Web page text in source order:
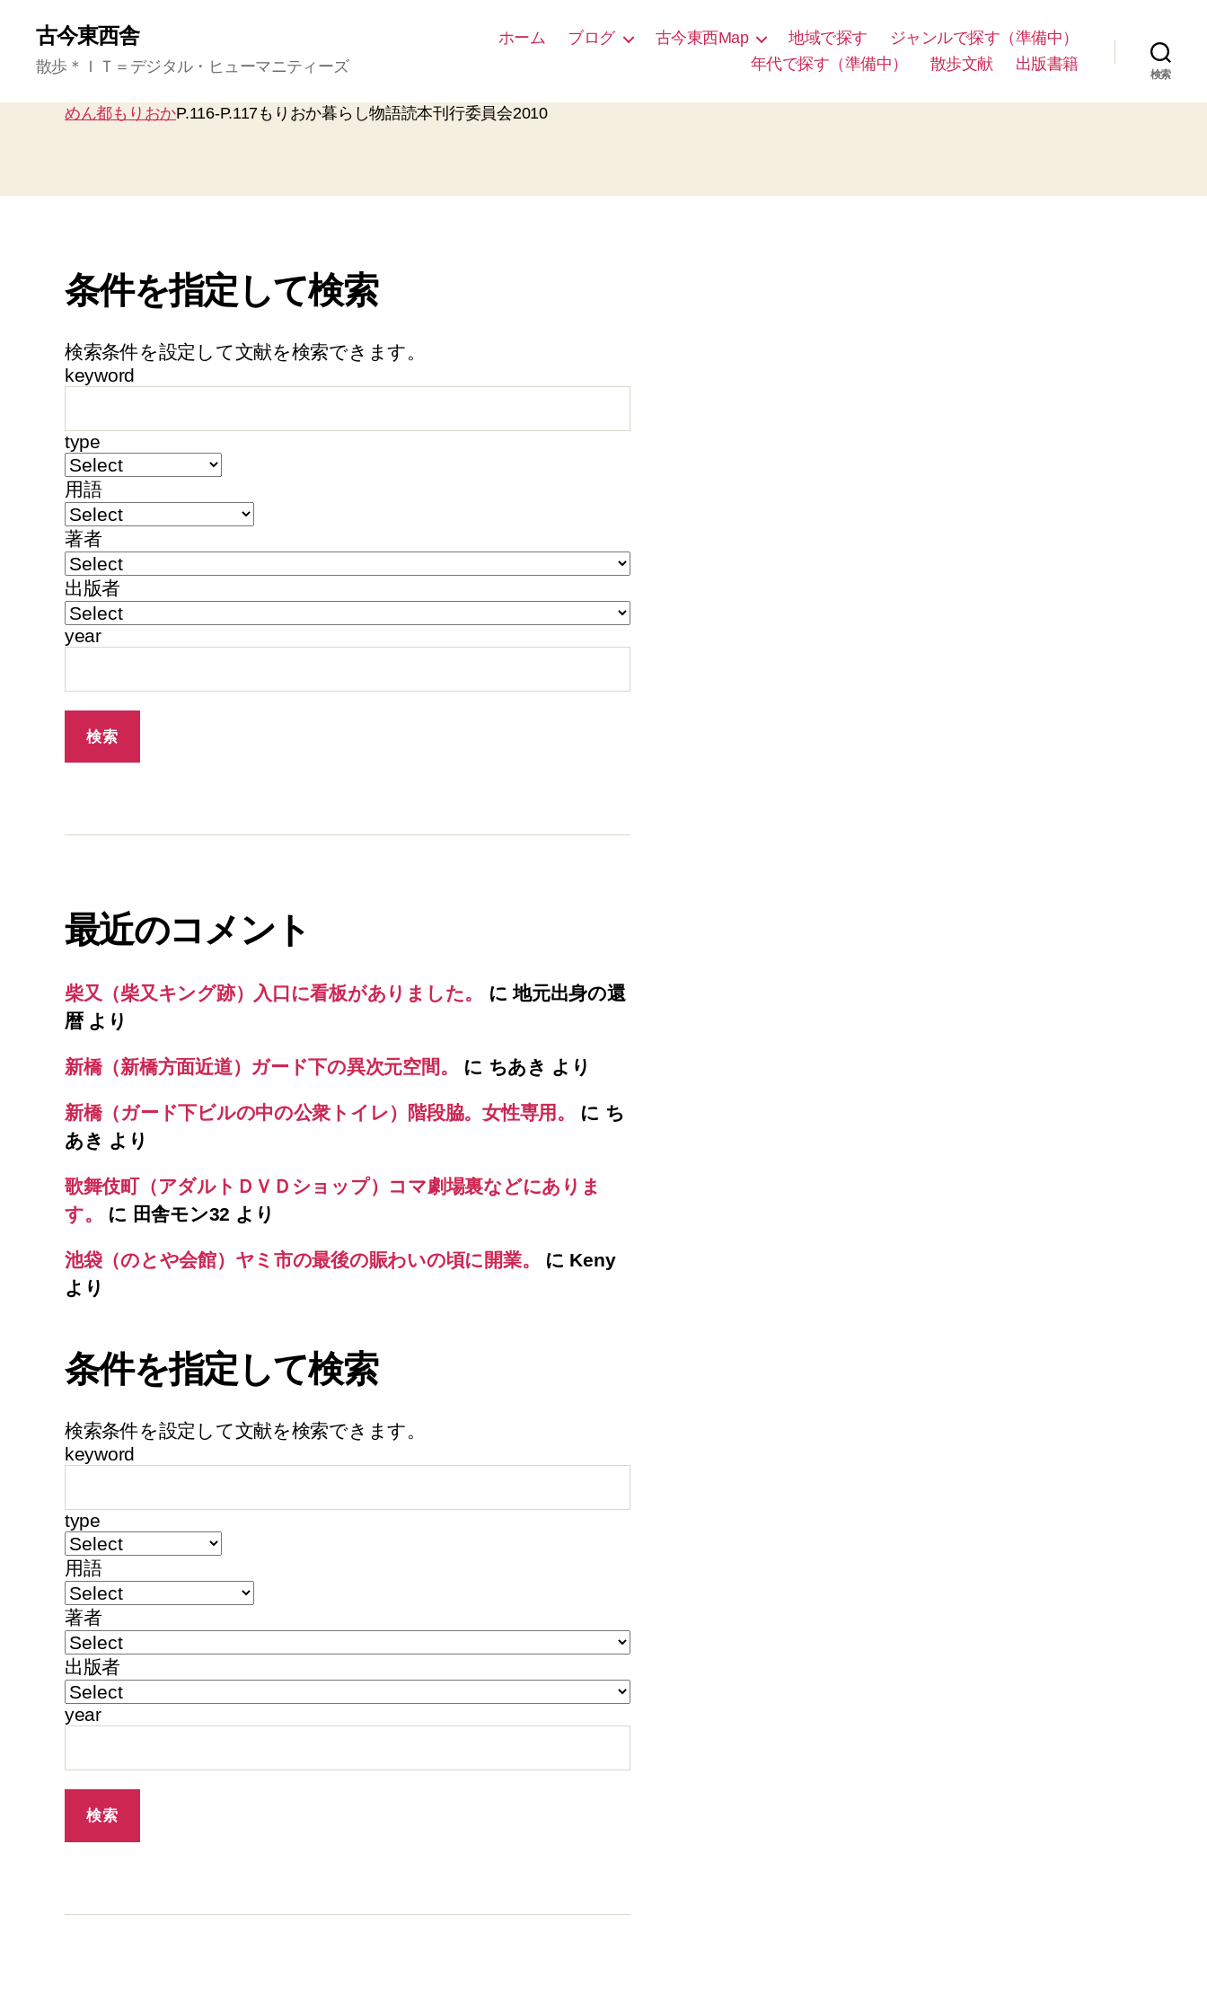
古今東西舎
散歩＊ＩＴ＝デジタル・ヒューマニティーズ
ホーム ブログ 古今東西Map 地域で探す
ジャンルで探す（準備中）
年代で探す（準備中）
散歩文献 出版書籍
検索
めん都もりおかP.116-P.117もりおか暮らし物語読本刊行委員会2010
条件を指定して検索
検索条件を設定して文献を検索できます。
keyword
type
用語
著者
出版者
year
最近のコメント
柴又（柴又キング跡）入口に看板がありました。 に地元出身の還
暦より
新橋（新橋方面近道）ガード下の異次元空間。 に ちあき より
新橋（ガード下ビルの中の公衆トイレ）階段脇。女性専用。 に ち
あき より
歌舞伎町（アダルトＤＶＤショップ）コマ劇場裏などにありま
す。
に 田舎モン32 より
池袋（のとや会館）ヤミ市の最後の賑わいの頃に開業。 に Keny
より
条件を指定して検索
検索条件を設定して文献を検索できます。
keyword
type
用語
著者
出版者
year